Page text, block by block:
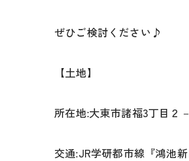
ぜひご検討ください♪
【土地】
所在地:大東市諸福3丁目２
交通:JR学研都市線『鴻池